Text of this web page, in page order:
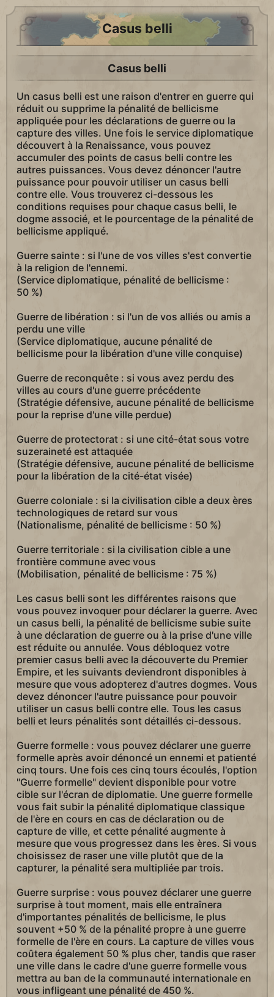
Casus belli
Casus belli
Un casus belli est une raison d'entrer en guerre qui
réduit ou supprime la pénalité de bellicisme
appliquée pour les déclarations de guerre ou la
capture des villes. Une fois le service diplomatique
découvert à la Renaissance, vous pouvez
accumuler des points de casus belli contre les
autres puissances. Vous devez dénoncer l'autre
puissance pour pouvoir utiliser un casus belli
contre elle. Vous trouverez ci-dessous les
conditions requises pour chaque casus belli, le
dogme associé, et le pourcentage de la pénalité de
bellicisme appliqué.
Guerre sainte : si l'une de vos villes s'est convertie
à la religion de l'ennemi.
(Service diplomatique, pénalité de bellicisme :
50 %)
Guerre de libération : si l'un de vos alliés ou amis a
perdu une ville
(Service diplomatique, aucune pénalité de
bellicisme pour la libération d'une ville conquise)
Guerre de reconquête : si vous avez perdu des
villes au cours d'une guerre précédente
(Stratégie défensive, aucune pénalité de bellicisme
pour la reprise d'une ville perdue)
Guerre de protectorat : si une cité-état sous votre
suzeraineté est attaquée
(Stratégie défensive, aucune pénalité de bellicisme
pour la libération de la cité-état visée)
Guerre coloniale : si la civilisation cible a deux ères
technologiques de retard sur vous
(Nationalisme, pénalité de bellicisme : 50 %)
Guerre territoriale : si la civilisation cible a une
frontière commune avec vous
(Mobilisation, pénalité de bellicisme : 75 %)
Les casus belli sont les différentes raisons que
vous pouvez invoquer pour déclarer la guerre. Avec
un casus belli, la pénalité de bellicisme subie suite
à une déclaration de guerre ou à la prise d'une ville
est réduite ou annulée. Vous débloquez votre
premier casus belli avec la découverte du Premier
Empire, et les suivants deviendront disponibles à
mesure que vous adopterez d'autres dogmes. Vous
devez dénoncer l'autre puissance pour pouvoir
utiliser un casus belli contre elle. Tous les casus
belli et leurs pénalités sont détaillés ci-dessous.
Guerre formelle : vous pouvez déclarer une guerre
formelle après avoir dénoncé un ennemi et patienté
cinq tours. Une fois ces cinq tours écoulés, l'option
"Guerre formelle" devient disponible pour votre
cible sur l'écran de diplomatie. Une guerre formelle
vous fait subir la pénalité diplomatique classique
de l'ère en cours en cas de déclaration ou de
capture de ville, et cette pénalité augmente à
mesure que vous progressez dans les ères. Si vous
choisissez de raser une ville plutôt que de la
capturer, la pénalité sera multipliée par trois.
Guerre surprise : vous pouvez déclarer une guerre
surprise à tout moment, mais elle entraînera
d'importantes pénalités de bellicisme, le plus
souvent +50 % de la pénalité propre à une guerre
formelle de l'ère en cours. La capture de villes vous
coûtera également 50 % plus cher, tandis que raser
une ville dans le cadre d'une guerre formelle vous
mettra au ban de la communauté internationale en
vous infligeant une pénalité de 450 %.